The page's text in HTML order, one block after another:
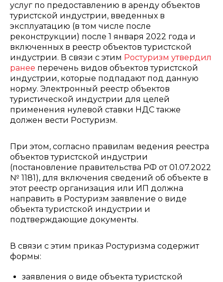
услуг по предоставлению в аренду объектов
туристской индустрии, введенных в
эксплуатацию (в том числе после
реконструкции) после 1 января 2022 года и
включенных в реестр объектов туристской
индустрии. В связи с этим Ростуризм утвердил
ранее перечень видов объектов туристской
индустрии, которые подпадают под данную
норму. Электронный реестр объектов
туристической индустрии для целей
применения нулевой ставки НДС также
должен вести Ростуризм.
При этом, согласно правилам ведения реестра
объектов туристской индустрии
(постановление правительства РФ от 01.07.2022
№ 1181), для включения сведений об объекте в
этот реестр организация или ИП должна
направить в Ростуризм заявление о виде
объекта туристской индустрии и
подтверждающие документы.
В связи с этим приказ Ростуризма содержит
формы:
заявления о виде объекта туристской